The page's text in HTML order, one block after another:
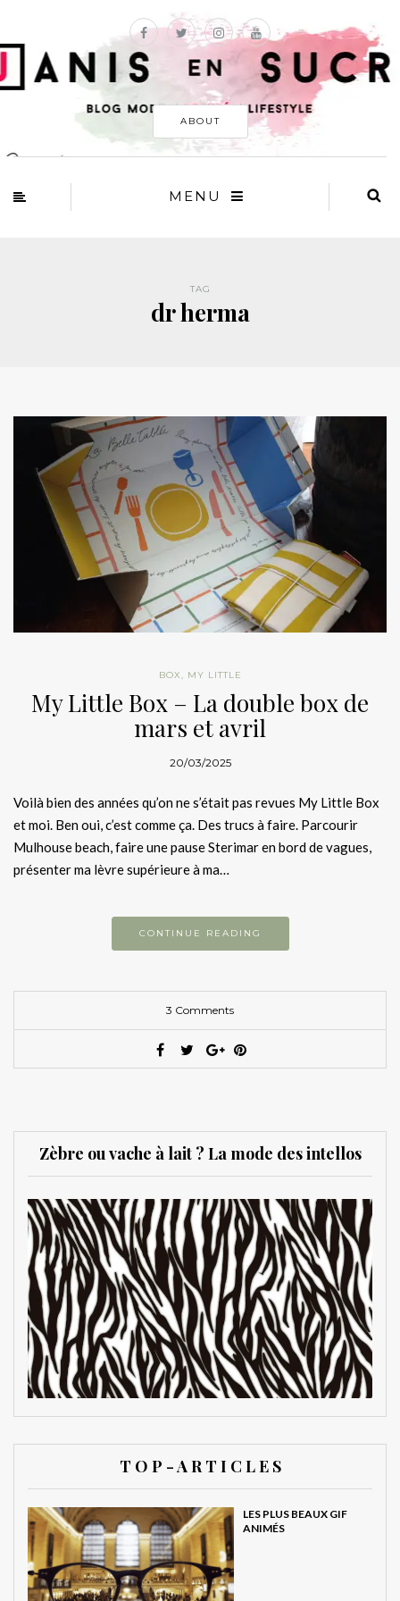
ABOUT
MENU
TAG
dr herma
BOX, MY LITTLE
My Little Box – La double box de
mars et avril
20/03/2025
Voilà bien des années qu’on ne s’était pas revues My Little Box
et moi. Ben oui, c’est comme ça. Des trucs à faire. Parcourir
Mulhouse beach, faire une pause Sterimar en bord de vagues,
présenter ma lèvre supérieure à ma…
CONTINUE READING
3 Comments
Zèbre ou vache à lait ? La mode des intellos
T O P - A R T I C L E S
LES PLUS BEAUX GIF
ANIMÉS